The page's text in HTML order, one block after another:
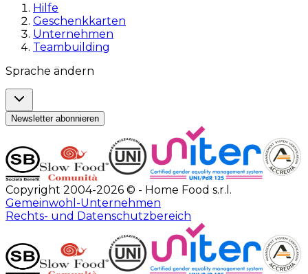
Hilfe
Geschenkkarten
Unternehmen
Teambuilding
Sprache ändern
Newsletter abonnieren
Copyright 2004-2026 © - Home Food s.r.l.
Gemeinwohl-Unternehmen
Rechts- und Datenschutzbereich